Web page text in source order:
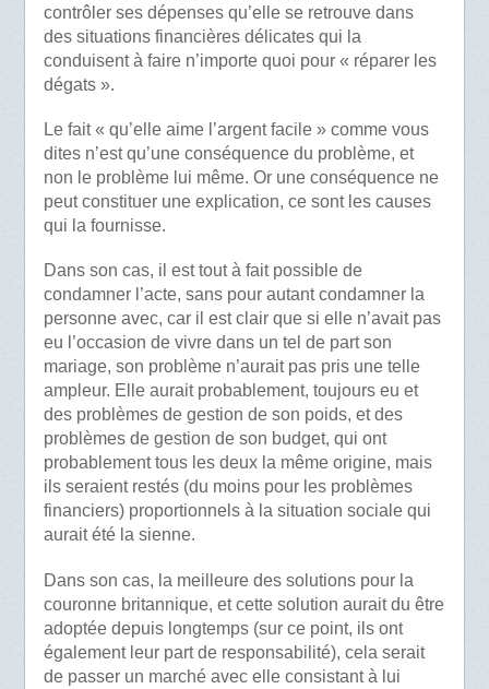
contrôler ses dépenses qu’elle se retrouve dans
des situations financières délicates qui la
conduisent à faire n’importe quoi pour « réparer les
dégats ».
Le fait « qu’elle aime l’argent facile » comme vous
dites n’est qu’une conséquence du problème, et
non le problème lui même. Or une conséquence ne
peut constituer une explication, ce sont les causes
qui la fournisse.
Dans son cas, il est tout à fait possible de
condamner l’acte, sans pour autant condamner la
personne avec, car il est clair que si elle n’avait pas
eu l’occasion de vivre dans un tel de part son
mariage, son problème n’aurait pas pris une telle
ampleur. Elle aurait probablement, toujours eu et
des problèmes de gestion de son poids, et des
problèmes de gestion de son budget, qui ont
probablement tous les deux la même origine, mais
ils seraient restés (du moins pour les problèmes
financiers) proportionnels à la situation sociale qui
aurait été la sienne.
Dans son cas, la meilleure des solutions pour la
couronne britannique, et cette solution aurait du être
adoptée depuis longtemps (sur ce point, ils ont
également leur part de responsabilité), cela serait
de passer un marché avec elle consistant à lui